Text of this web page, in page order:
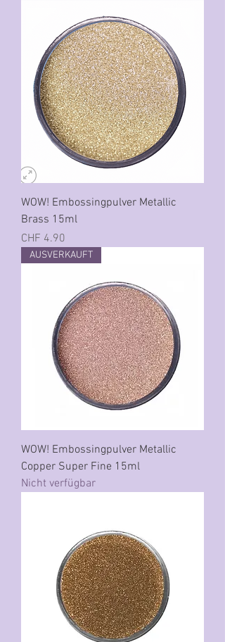
WOW! Embossingpulver Metallic
Brass 15ml
Preis
CHF 4.90
AUSVERKAUFT
WOW! Embossingpulver Metallic
Copper Super Fine 15ml
Nicht verfügbar